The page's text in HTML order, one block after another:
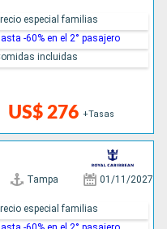
US$ 276 +Tasas
especial familias
-60% en el 2° pasajero
incluidas
Tampa 01/11/2027
especial familias